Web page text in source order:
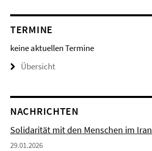
TERMINE
keine aktuellen Termine
Übersicht
NACHRICHTEN
Solidarität mit den Menschen im Iran
29.01.2026